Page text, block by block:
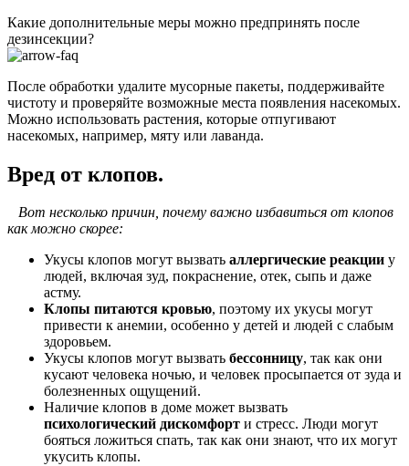
Какие дополнительные меры можно предпринять после
дезинсекции?
После обработки удалите мусорные пакеты, поддерживайте
чистоту и проверяйте возможные места появления насекомых.
Можно использовать растения, которые отпугивают
насекомых, например, мяту или лаванда.
Вред от клопов.
Вот несколько причин, почему важно избавиться от клопов
как можно скорее:
Укусы клопов могут вызвать аллергические реакции у
людей, включая зуд, покраснение, отек, сыпь и даже
астму.
Клопы питаются кровью, поэтому их укусы могут
привести к анемии, особенно у детей и людей с слабым
здоровьем.
Укусы клопов могут вызвать бессонницу, так как они
кусают человека ночью, и человек просыпается от зуда и
болезненных ощущений.
Наличие клопов в доме может вызвать
психологический дискомфорт и стресс. Люди могут
бояться ложиться спать, так как они знают, что их могут
укусить клопы.